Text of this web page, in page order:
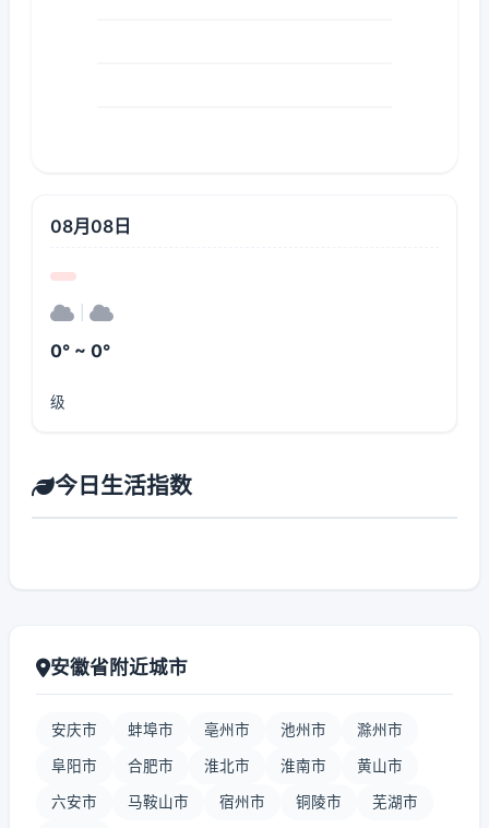
08月08日
0° ~ 0°
级
今日生活指数
安徽省附近城市
安庆市 蚌埠市 亳州市 池州市 滁州市
阜阳市 合肥市 淮北市 淮南市 黄山市
六安市 马鞍山市 宿州市 铜陵市 芜湖市